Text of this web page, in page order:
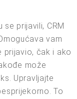
prijavili, CRM
vam
prijavio, čak i ako
može
Upravljajte
To